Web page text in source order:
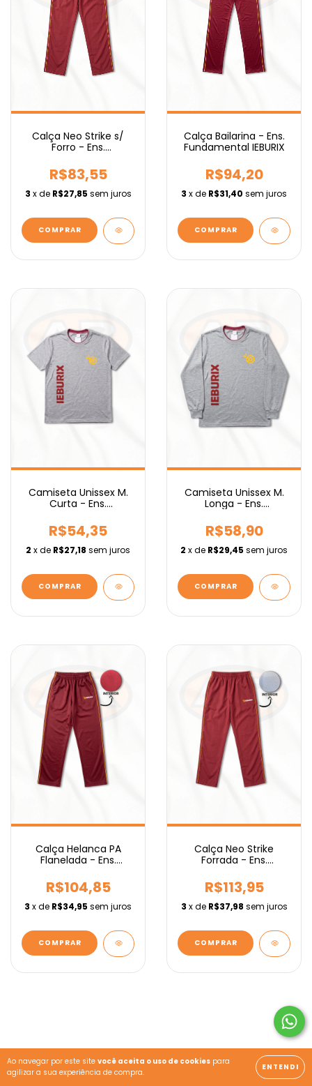
Ao navegar por este site você aceita o uso de cookies para
agilizar a sua experiência de compra.
ENTENDI
Calça Neo Strike s/
Forro - Ens.
R$83,55
3 x de R$27,85 sem juros
COMPRAR
Calça Bailarina - Ens.
Fundamental IEBURIX
R$94,20
3 x de R$31,40 sem juros
COMPRAR
Camiseta Unissex M.
Curta - Ens.
R$54,35
2 x de R$27,18 sem juros
COMPRAR
Camiseta Unissex M.
Longa - Ens.
R$58,90
2 x de R$29,45 sem juros
COMPRAR
Calça Helanca PA
Flanelada - Ens.
R$104,85
3 x de R$34,95 sem juros
COMPRAR
Calça Neo Strike
Forrada - Ens.
R$113,95
3 x de R$37,98 sem juros
COMPRAR